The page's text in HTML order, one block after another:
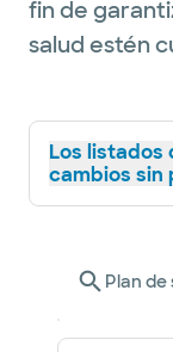
fin de
salud estén
Los listados
cambios sin
Plan de